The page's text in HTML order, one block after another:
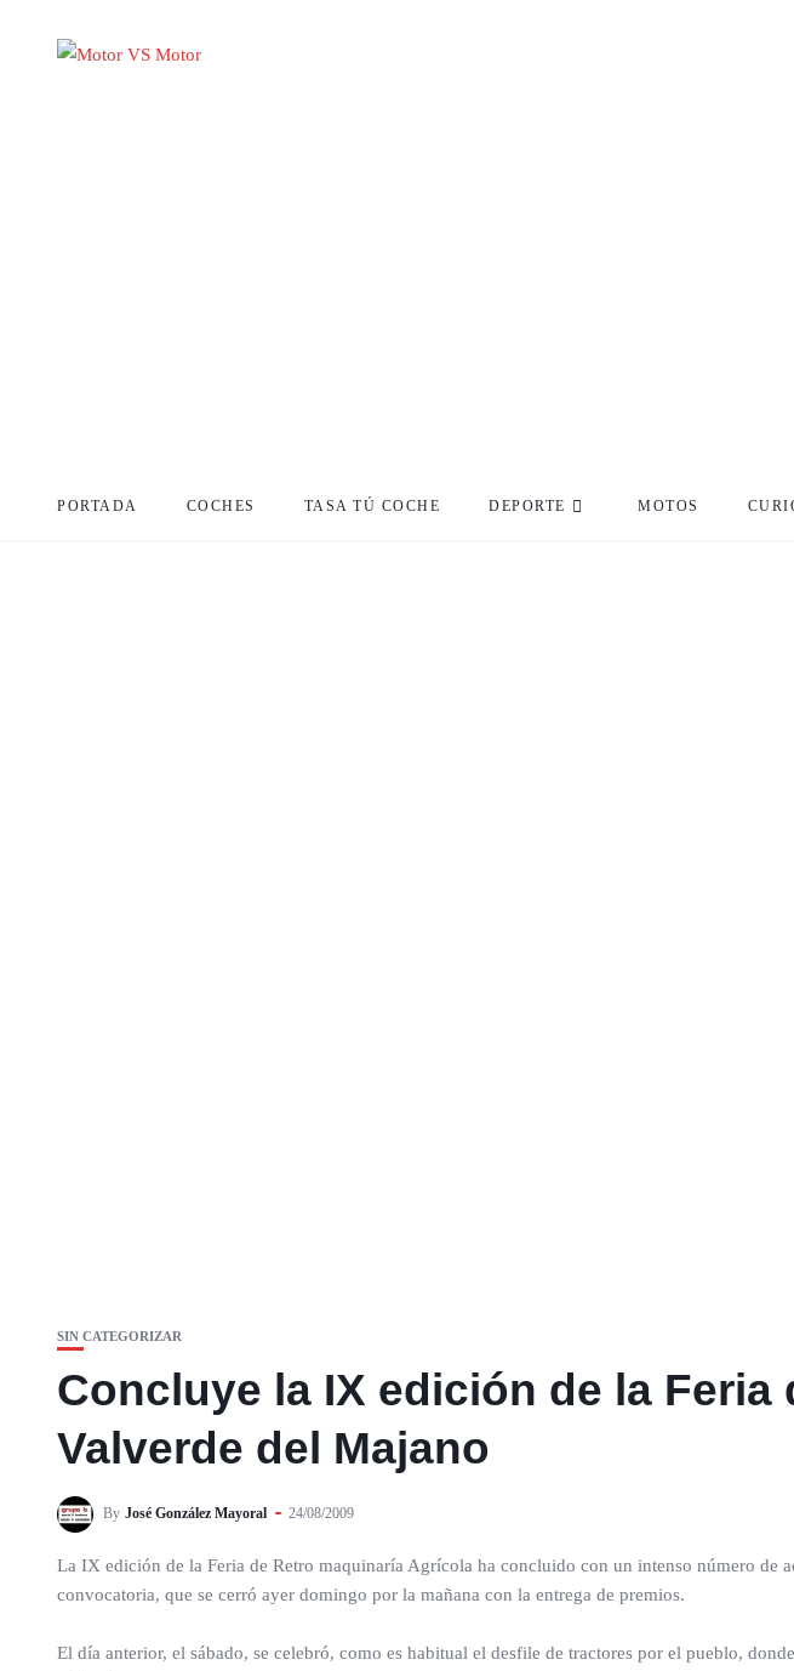
PORTADA COCHES TASA TÚ COCHE DEPORTE MOTOS
SIN CATEGORIZAR
Concluye la IX edición de la
Valverde del Majano
By José González Mayoral 24/08/2009
La IX edición de la Feria de Retro maquinaría Agrícola ha concluido con un intenso número de
convocatoria, que se cerró ayer domingo por la mañana con la entrega de premios.
El día anterior, el sábado, se celebró, como es habitual el desfile de tractores por el pueblo,